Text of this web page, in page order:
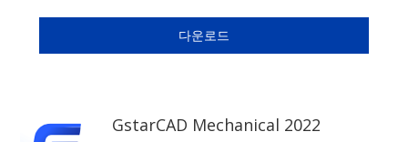
다운로드
GstarCAD Mechanical 2022